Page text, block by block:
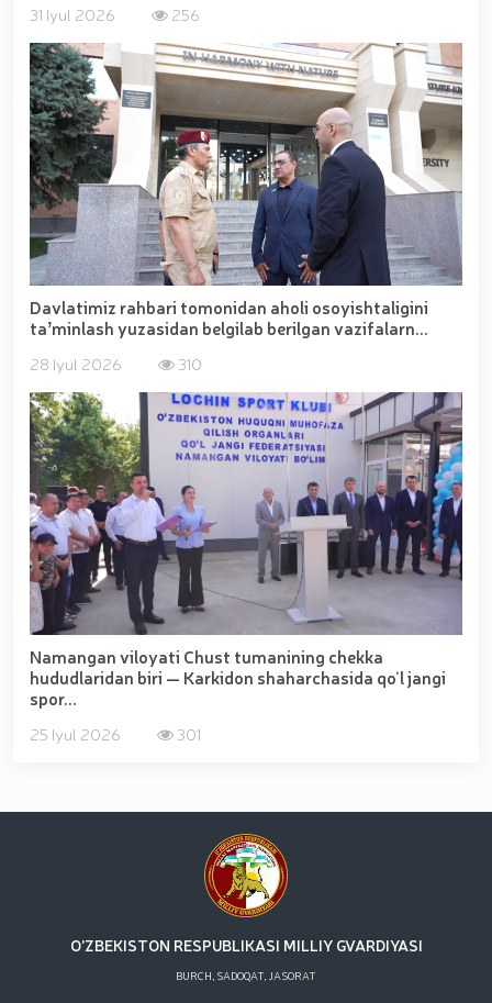
31 Iyul 2026 256
Davlatimiz rahbari tomonidan aholi osoyishtaligini
taʼminlash yuzasidan belgilab berilgan vazifalarn...
28 Iyul 2026 310
Namangan viloyati Chust tumanining chekka
hududlaridan biri — Karkidon shaharchasida qo‘l jangi
spor...
25 Iyul 2026 301
O'ZBEKISTON RESPUBLIKASI MILLIY GVARDIYASI
BURCH, SADOQAT, JASORAT